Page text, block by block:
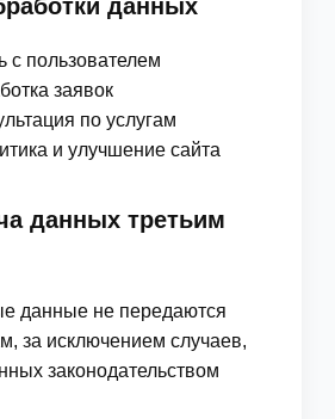
данных
с пользователем
заявок
по услугам
и улучшение сайта
данных третьим
данные не передаются
за исключением случаев,
законодательством